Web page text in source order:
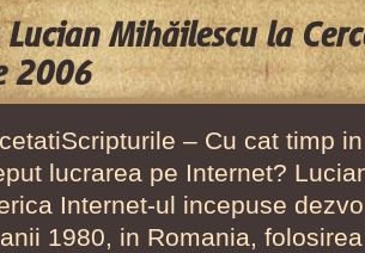
„Curierul
Adventist”,
August
Mihăilescu la
2006
– Cu cat timp
lucrarea pe Internet?
Internet-ul incepuse
1980, in Romania,